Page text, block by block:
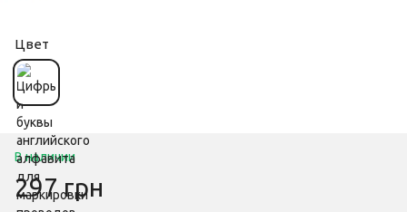
Цвет
В наличии
297 грн